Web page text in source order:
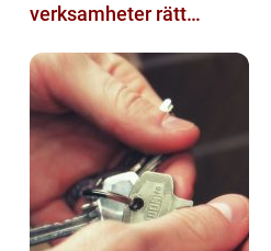
verksamheter rätt
värld